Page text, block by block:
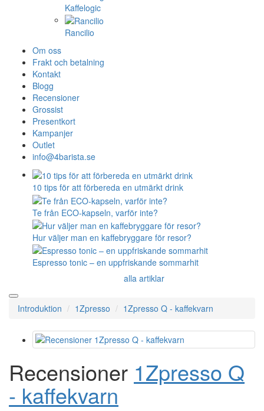
Kaffelogic
Rancilio
Om oss
Frakt och betalning
Kontakt
Blogg
Recensioner
Grossist
Presentkort
Kampanjer
Outlet
info@4barista.se
10 tips för att förbereda en utmärkt drink
Te från ECO-kapseln, varför inte?
Hur väljer man en kaffebryggare för resor?
Espresso tonic – en uppfriskande sommarhit
alla artiklar
Introduktion 1Zpresso 1Zpresso Q - kaffekvarn
Recensioner 1Zpresso Q
- kaffekvarn